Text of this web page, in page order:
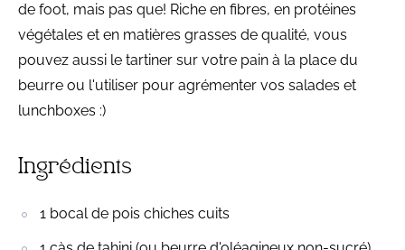
de foot, mais pas que! Riche en fibres, en protéines
végétales et en matières grasses de qualité, vous
pouvez aussi le tartiner sur votre pain à la place du
beurre ou l'utiliser pour agrémenter vos salades et
lunchboxes :)
Ingrédients
1 bocal de pois chiches cuits